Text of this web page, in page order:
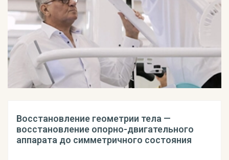
Восстановление геометрии тела —
восстановление опорно-двигательного
аппарата до симметричного состояния